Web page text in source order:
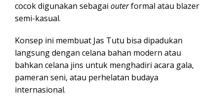
cocok digunakan sebagai outerformal atau blazer
semi-kasual.
Konsep ini membuat Jas Tutu bisa dipadukan
langsung dengan celana bahan modern atau
bahkan celana jins untuk menghadiri acara gala,
pameran seni, atau perhelatan budaya
internasional.